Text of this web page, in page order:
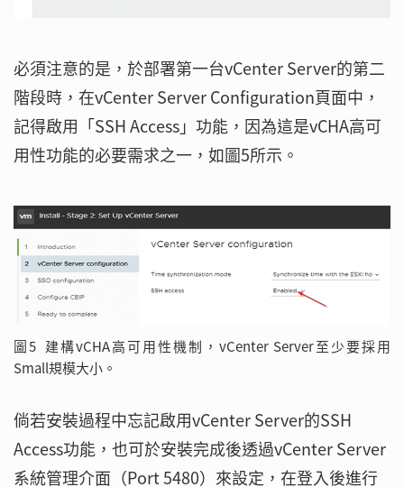
必須注意的是，於部署第一台vCenter Server的第二
階段時，在vCenter Server Configuration頁面中，
記得啟用「SSH Access」功能，因為這是vCHA高可
用性功能的必要需求之一，如圖5所示。
圖5 建構vCHA高可用性機制，vCenter Server至少要採用
Small規模大小。
倘若安裝過程中忘記啟用vCenter Server的SSH
Access功能，也可於安裝完成後透過vCenter Server
系統管理介面（Port 5480）來設定，在登入後進行